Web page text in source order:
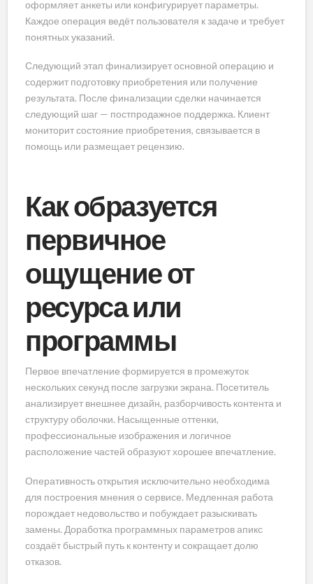
оформляет анкеты или конфигурирует параметры.
Каждое операция ведёт пользователя к задаче и требует
понятных указаний.
Следующий этап финализирует основной операцию и
содержит подготовку приобретения или получение
результата. После финализации сделки начинается
следующий шаг — постпродажное поддержка. Клиент
мониторит состояние приобретения, связывается в
помощь или размещает рецензию.
Как образуется
первичное
ощущение от
ресурса или
программы
Первое впечатление формируется в промежуток
нескольких секунд после загрузки экрана. Посетитель
анализирует внешнее дизайн, разборчивость контента и
структуру оболочки. Насыщенные оттенки,
профессиональные изображения и логичное
расположение частей образуют хорошее впечатление.
Оперативность открытия исключительно необходима
для построения мнения о сервисе. Медленная работа
порождает недовольство и побуждает разыскивать
замены. Доработка программных параметров апикс
создаёт быстрый путь к контенту и сокращает долю
отказов.